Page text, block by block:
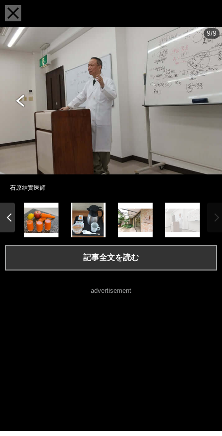
9/9
石原結實医師
記事全文を読む
advertisement